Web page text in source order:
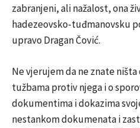
zabranjeni, ali nažalost, ona
hadezeovsko-tuđmanovsku
upravo Dragan Čović.
Ne vjerujem da ne znate ništa
tužbama protiv njega i o
dokumentima i dokazima
nestankom dokumenata i